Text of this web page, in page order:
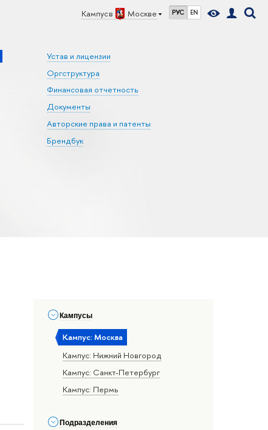
Кампус в Москве РУС EN
Устав и лицензии
Оргструктура
Финансовая отчетность
Документы
Авторские права и патенты
Брендбук
Кампусы
Кампус: Москва
Кампус: Нижний Новгород
Кампус: Санкт-Петербург
Кампус: Пермь
Подразделения